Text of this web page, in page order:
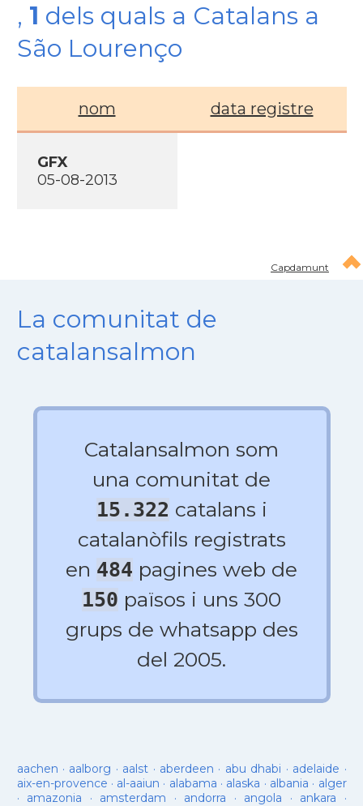
, 1 dels quals a Catalans a
São Lourenço
nom data registre
GFX
05-08-2013
Capdamunt
La comunitat de
catalansalmon
Catalansalmon som
una comunitat de
15.322 catalans i
catalanòfils registrats
en 484 pagines web de
150 països i uns 300
grups de whatsapp des
del 2005.
aachen · aalborg · aalst · aberdeen · abu dhabi · adelaide ·
aix-en-provence · al-aaiun · alabama · alaska · albania · alger
· amazonia · amsterdam · andorra · angola · ankara ·